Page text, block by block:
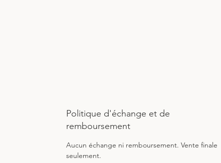
Politique d'échange et de
remboursement
Aucun échange ni remboursement. Vente finale
seulement.